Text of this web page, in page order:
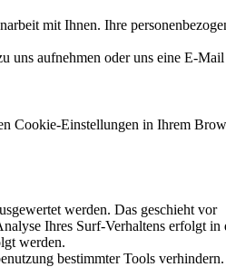
mit Ihnen. Ihre
uns aufnehmen oder uns eine E-Mail
Cookie-Einstellungen in Ihrem
werden. Das geschieht vor
Ihres Surf-Verhaltens erfolgt in
werden.
bestimmter Tools verhindern.